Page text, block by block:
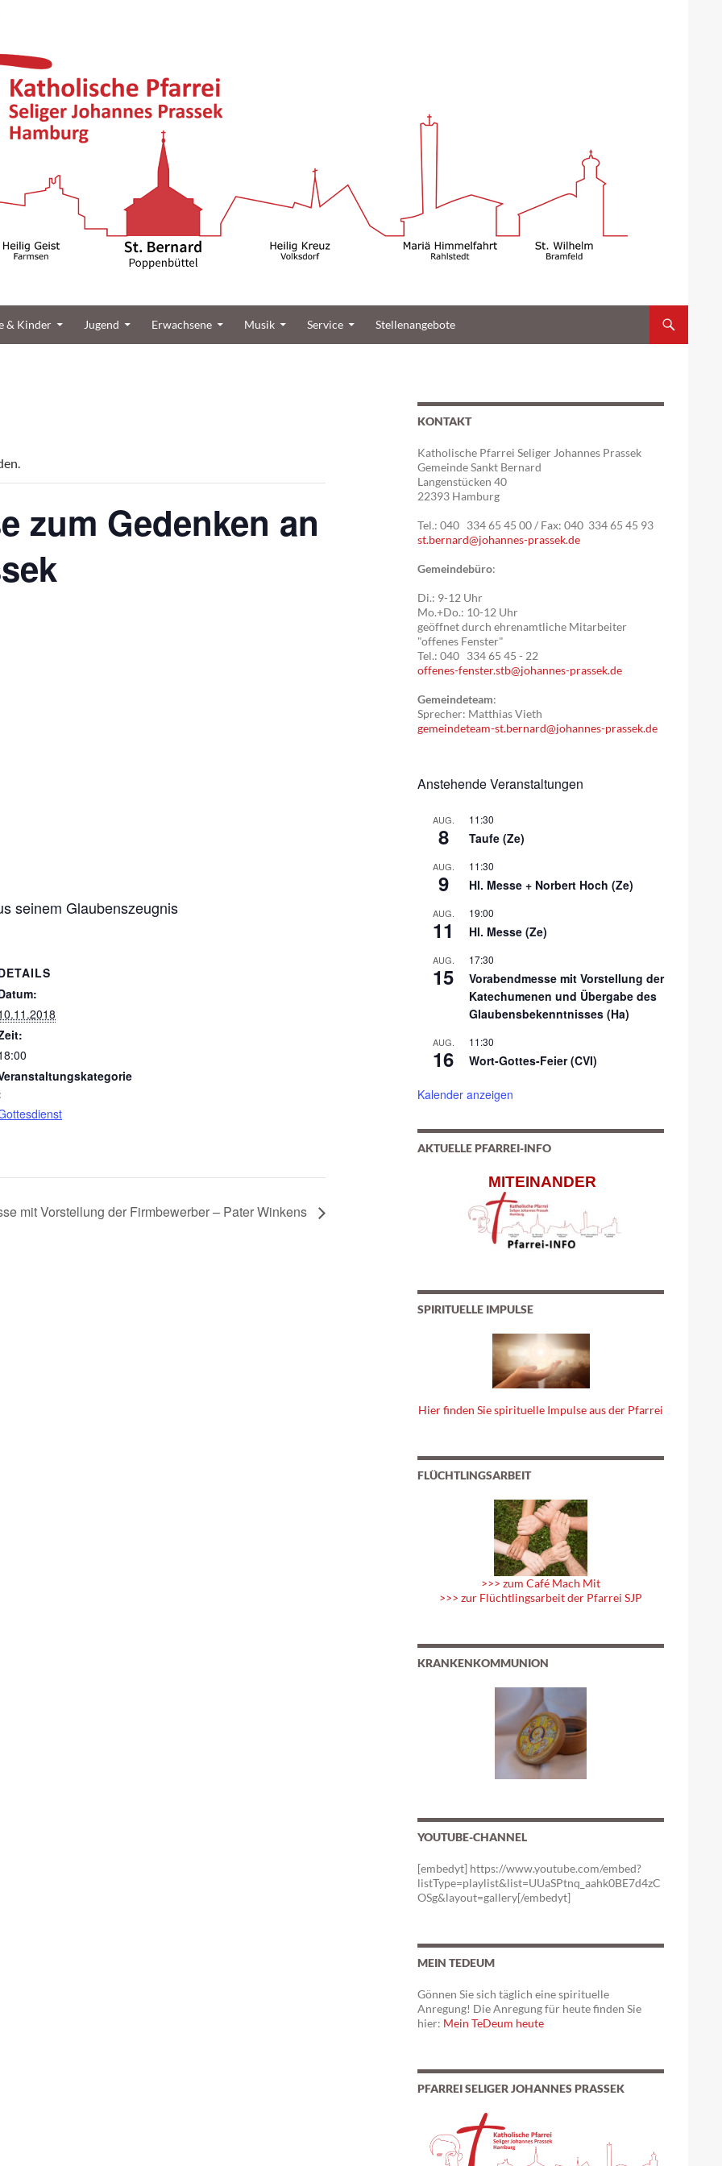
& Kinder Jugend Erwachsene Musik Service Stellenangebote
zum Gedenken an
seinem Glaubenszeugnis
mit Vorstellung der Firmbewerber – Pater Winkens
KONTAKT
Katholische Pfarrei Seliger Johannes Prassek
Gemeinde Sankt Bernard
Langenstücken 40
22393 Hamburg
Tel.: 040 334 65 45 00 / Fax: 040 334 65 45 93
st.bernard@johannes-prassek.de
Gemeindebüro:
Di.: 9-12 Uhr
Mo.+Do.: 10-12 Uhr
geöffnet durch ehrenamtliche Mitarbeiter
"offenes Fenster"
Tel.: 040 334 65 45 - 22
offenes-fenster.stb@johannes-prassek.de
Gemeindeteam:
Sprecher: Matthias Vieth
gemeindeteam-st.bernard@johannes-prassek.de
Anstehende Veranstaltungen
AUG.
8
11:30
Taufe (Ze)
AUG.
9
11:30
Hl. Messe + Norbert Hoch (Ze)
AUG.
11
19:00
Hl. Messe (Ze)
AUG.
15
17:30
Vorabendmesse mit Vorstellung der
Katechumenen und Übergabe des
Glaubensbekenntnisses (Ha)
AUG.
16
11:30
Wort-Gottes-Feier (CVI)
Kalender anzeigen
AKTUELLE PFARREI-INFO
MITEINANDER
SPIRITUELLE IMPULSE
Hier finden Sie spirituelle Impulse aus der Pfarrei
FLÜCHTLINGSARBEIT
>>> zum Café Mach Mit
>>> zur Flüchtlingsarbeit der Pfarrei SJP
KRANKENKOMMUNION
YOUTUBE-CHANNEL
[embedyt] https://www.youtube.com/embed?
listType=playlist&list=UUaSPtnq_aahk0BE7d4zC
OSg&layout=gallery[/embedyt]
MEIN TEDEUM
Gönnen Sie sich täglich eine spirituelle
Anregung! Die Anregung für heute finden Sie
hier: Mein TeDeum heute
PFARREI SELIGER JOHANNES PRASSEK